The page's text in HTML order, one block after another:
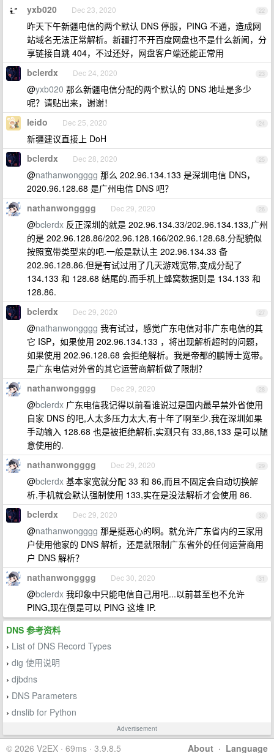
22
yxb020 Dec 23, 2020
昨天下午新疆电信的两个默认 DNS 停服，PING 不通，造成网
站域名无法正常解析。新疆打不开百度网盘也不是什么新闻，分
享链接自跳 404，不过还好，网盘客户端还能正常用
23
bclerdx Dec 24, 2020
@yxb020 那么新疆电信分配的两个默认的 DNS 地址是多少
呢？请贴出来，谢谢！
24
leido Dec 25, 2020
新疆建议直接上 DoH
25
bclerdx Dec 28, 2020
@nathanwongggg 那么 202.96.134.133 是深圳电信 DNS，
2020.96.128.68 是广州电信 DNS 吧？
26
nathanwongggg Dec 29, 2020
@bclerdx 反正深圳的就是 202.96.134.33/202.96.134.133,广州
的是 202.96.128.86/202.96.128.166/202.96.128.68.分配貌似
按照宽带类型来的吧.一般是默认主 202.96.134.33 备
202.96.128.86.但是有试过用了几天游戏宽带,变成分配了
134.133 和 128.68 结尾的.而手机上蜂窝数据则是 134.133 和
128.86.
27
bclerdx Dec 29, 2020
@nathanwongggg 我有试过，感觉广东电信对非广东电信的其
它 ISP，如果使用 202.96.134.133 ，将出现解析超时的问题，
如果使用 202.96.128.68 会拒绝解析。我是帝都的鹏博士宽带。
是广东电信对外省的其它运营商解析做了限制？
28
nathanwongggg Dec 29, 2020
@bclerdx 广东电信我记得以前看谁说过是国内最早禁外省使用
自家 DNS 的吧,人太多压力太大,有十年了啊至少.我在深圳如果
手动输入 128.68 也是被拒绝解析,实测只有 33,86,133 是可以随
意使用的.
29
nathanwongggg Dec 29, 2020
@bclerdx 基本家宽就分配 33 和 86,而且不固定会自动切换解
析,手机就会默认强制使用 133,实在是没法解析才会使用 86.
30
bclerdx Dec 29, 2020
@nathanwongggg 那是挺恶心的啊。就允许广东省内的三家用
户使用他家的 DNS 解析，还是就限制广东省外的任何运营商用
户 DNS 解析？
31
nathanwongggg Dec 30, 2020
@bclerdx 我印象中只能电信自己用吧...以前甚至也不允许
PING,现在倒是可以 PING 这堆 IP.
DNS 参考资料
› List of DNS Record Types
› dig 使用说明
› djbdns
› DNS Parameters
› dnslib for Python
Advertisement
About · Language
© 2026 V2EX · 69ms · 3.9.8.5